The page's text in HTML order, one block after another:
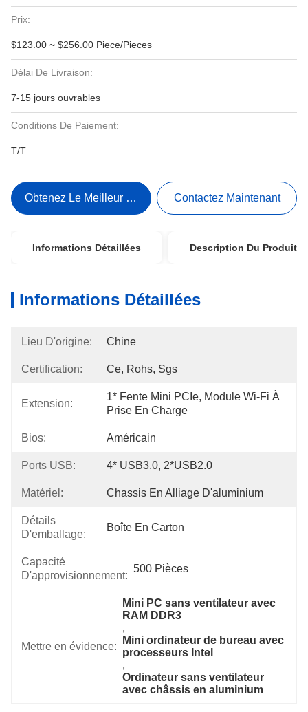
Prix:
$123.00 ~ $256.00 Piece/Pieces
Délai De Livraison:
7-15 jours ouvrables
Conditions De Paiement:
T/T
Obtenez Le Meilleur Prix Contactez Maintenant
Informations Détaillées Description Du Produit
Informations Détaillées
Lieu D'origine: Chine
Certification: Ce, Rohs, Sgs
Extension:
1* Fente Mini PCIe, Module Wi-Fi À
Prise En Charge
Bios: Américain
Ports USB: 4* USB3.0, 2*USB2.0
Matériel: Chassis En Alliage D'aluminium
Détails
D'emballage:
Boîte En Carton
Capacité
D'approvisionnement:
500 Pièces
Mettre en évidence:
Mini PC sans ventilateur avec
RAM DDR3
,
Mini ordinateur de bureau avec
processeurs Intel
,
Ordinateur sans ventilateur
avec châssis en aluminium